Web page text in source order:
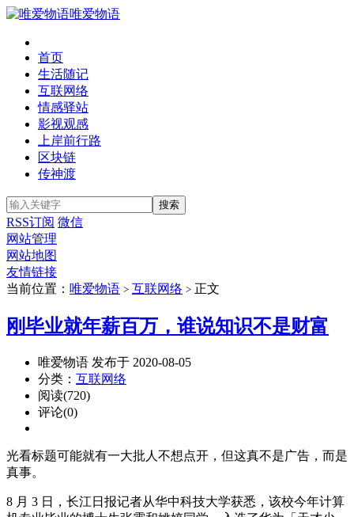
唯爱物语
首页
生活随记
互联网络
情感驿站
影视观感
上岸前行路
区块链
传神渡
RSS订阅 微信
网站管理
网站地图
友情链接
当前位置： 唯爱物语 > 互联网络 > 正文
刚毕业就年薪百万，谁说知识不是财富
唯爱物语 发布于 2020-08-05
分类： 互联网络
阅读(720)
评论(0)
光看标题可能就有一大批人不想点开，但这真不是广告，而是
真事。
8 月 3 日，长江日报记者从华中科技大学获悉，该校今年计算